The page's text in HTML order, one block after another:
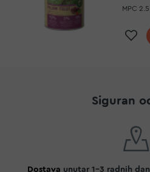
MPC
Siguran
Dostava unutar 1-3 radnih